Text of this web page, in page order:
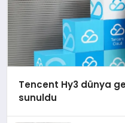
Tencent Hy3 dünya
sunuldu